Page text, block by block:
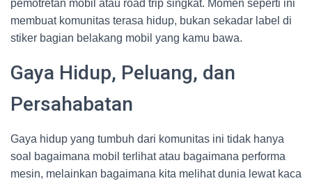
pemotretan mobil atau road trip singkat. Momen seperti ini
membuat komunitas terasa hidup, bukan sekadar label di
stiker bagian belakang mobil yang kamu bawa.
Gaya Hidup, Peluang, dan
Persahabatan
Gaya hidup yang tumbuh dari komunitas ini tidak hanya
soal bagaimana mobil terlihat atau bagaimana performa
mesin, melainkan bagaimana kita melihat dunia lewat kaca